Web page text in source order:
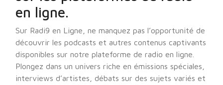
en ligne.
Sur Radi9 en Ligne, ne manquez pas l’opportunité de
découvrir les podcasts et autres contenus captivants
disponibles sur notre plateforme de radio en ligne.
Plongez dans un univers riche en émissions spéciales,
interviews d’artistes, débats sur des sujets variés et